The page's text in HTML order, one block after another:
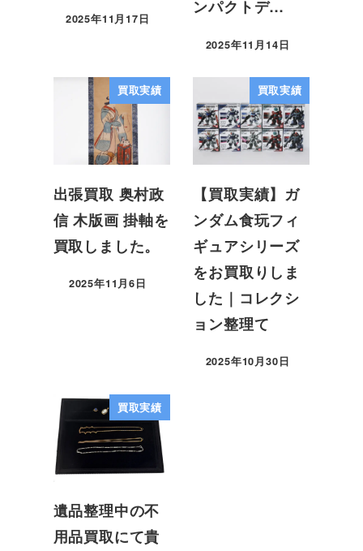
2025年11月17日
ンパクトデ…
2025年11月14日
買取実績
出張買取 奥村政
信 木版画 掛軸を
買取しました。
2025年11月6日
買取実績
【買取実績】ガ
ンダム食玩フィ
ギュアシリーズ
をお買取りしま
した｜コレクシ
ョン整理て
2025年10月30日
買取実績
遺品整理中の不
用品買取にて貴